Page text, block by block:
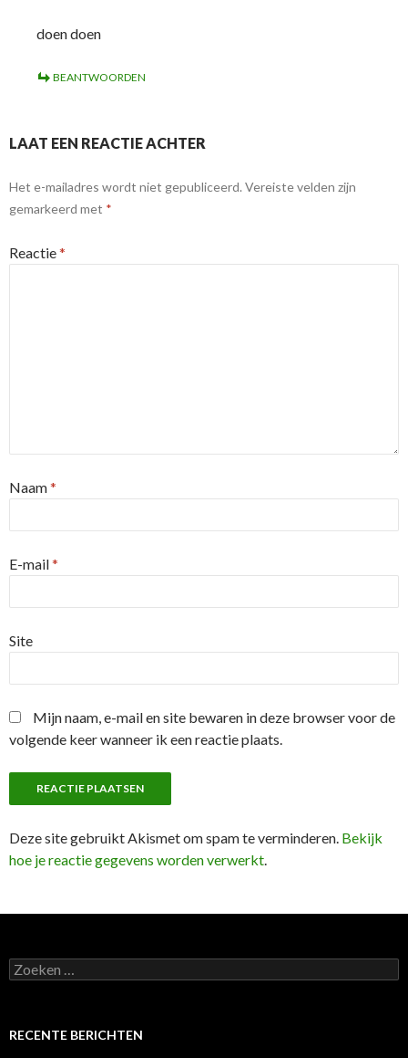
doen doen
BEANTWOORDEN
LAAT EEN REACTIE ACHTER
Het e-mailadres wordt niet gepubliceerd. Vereiste velden zijn
gemarkeerd met *
Reactie*
Naam*
E-mail*
Site
Mijn naam, e-mail en site bewaren in deze browser voor de
volgende keer wanneer ik een reactie plaats.
Deze site gebruikt Akismet om spam te verminderen. Bekijk
hoe je reactie gegevens worden verwerkt.
Zoeken
naar:
RECENTE BERICHTEN